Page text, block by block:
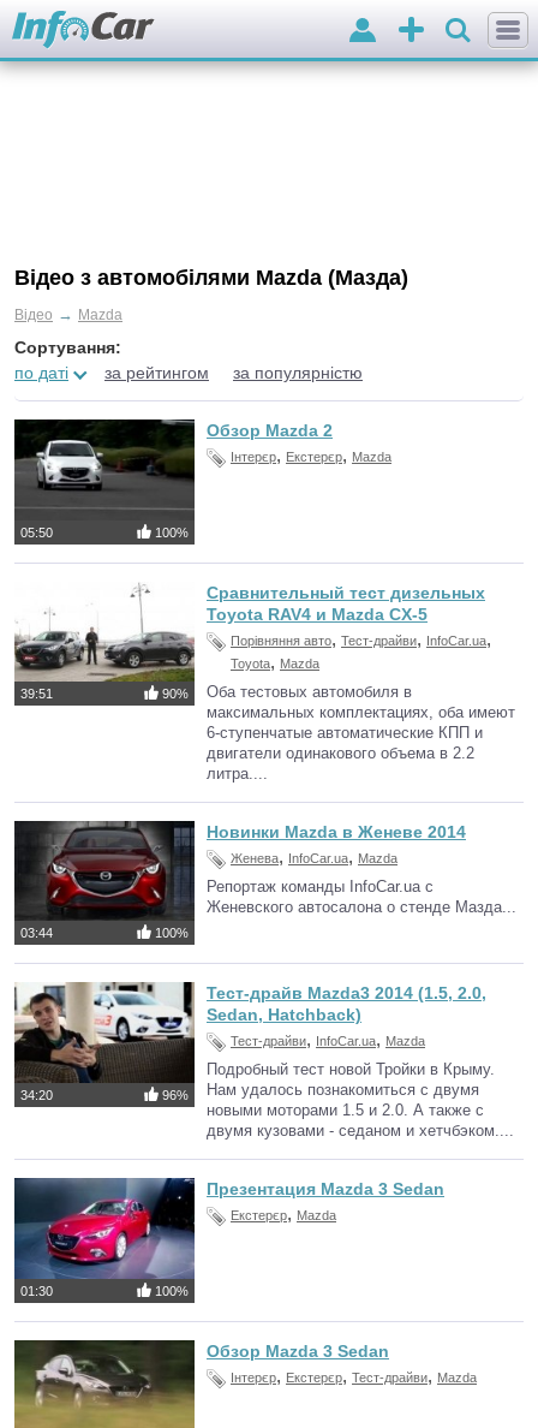
Додати
оголошення
Вхід
Відео з автомобілями Mazda (Мазда)
Відео → Mazda
Сортування:
по даті
за рейтингом за популярністю
05:50 100%
Обзор Mazda 2
Інтерєр, Екстерєр, Mazda
39:51 90%
Сравнительный тест дизельных
Toyota RAV4 и Mazda CX-5
Порівняння авто, Тест-драйви, InfoCar.ua,
Toyota, Mazda
Оба тестовых автомобиля в
максимальных комплектациях, оба имеют
6-ступенчатые автоматические КПП и
двигатели одинакового объема в 2.2
литра....
03:44 100%
Новинки Mazda в Женеве 2014
Женева, InfoCar.ua, Mazda
Репортаж команды InfoCar.ua c
Женевского автосалона о стенде Мазда...
34:20 96%
Тест-драйв Mazda3 2014 (1.5, 2.0,
Sedan, Hatchback)
Тест-драйви, InfoCar.ua, Mazda
Подробный тест новой Тройки в Крыму.
Нам удалось познакомиться с двумя
новыми моторами 1.5 и 2.0. А также с
двумя кузовами - седаном и хетчбэком....
01:30 100%
Презентация Mazda 3 Sedan
Екстерєр, Mazda
Обзор Mazda 3 Sedan
Інтерєр, Екстерєр, Тест-драйви, Mazda